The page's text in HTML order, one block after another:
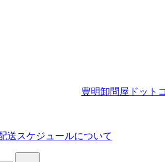
豊明卸問屋ドット
送スケジュールについて